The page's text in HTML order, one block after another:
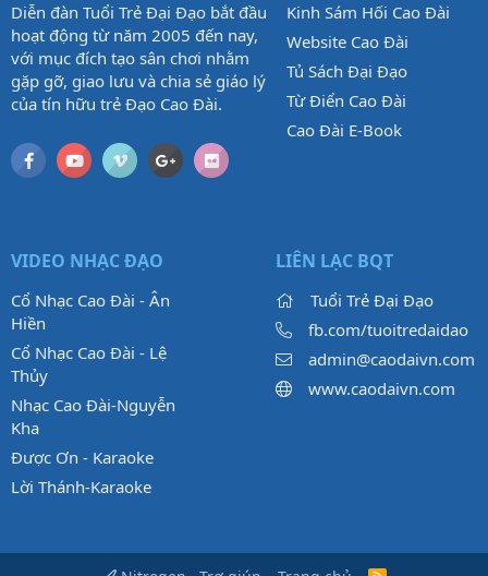
Diễn đàn Tuổi Trẻ Đại Đạo bắt đầu
hoạt động từ năm 2005 đến nay,
với mục đích tạo sân chơi nhằm
gặp gỡ, giao lưu và chia sẻ giáo lý
của tín hữu trẻ Đạo Cao Đài.
Kinh Sám Hối Cao Đài
Website Cao Đài
Tủ Sách Đại Đạo
Từ Điển Cao Đài
Cao Đài E-Book
VIDEO NHẠC ĐẠO
Cổ Nhạc Cao Đài - Ân
Hiền
Cổ Nhạc Cao Đài - Lệ
Thủy
Nhạc Cao Đài-Nguyễn
Kha
Được Ơn - Karaoke
Lời Thánh-Karaoke
LIÊN LẠC BQT
Tuổi Trẻ Đại Đạo
fb.com/tuoitredaidao
admin@caodaivn.com
www.caodaivn.com